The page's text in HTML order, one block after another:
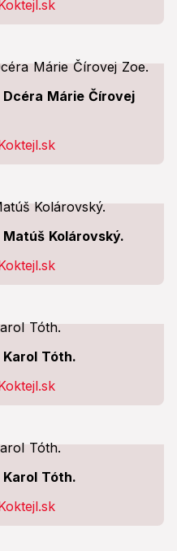
Márie Čírovej
Kolárovský.
Tóth.
Tóth.